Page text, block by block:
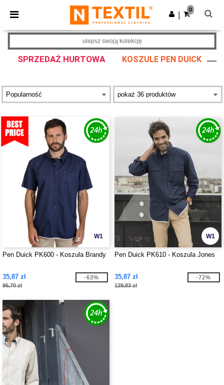
× Aplikacja Ntextil
Lepsze ceny w aplikacji!
Pobierz app
0
SPRZEDAŻ HURTOWA KOSZULE PEN DUICK
ulepsz swoją kolekcję
W1
Pen Duick PK600 - Koszula Brandy
35,87 zł
96,70 zł
-63%
W1
Pen Duick PK610 - Koszula Jones
35,87 zł
129,83 zł
-72%